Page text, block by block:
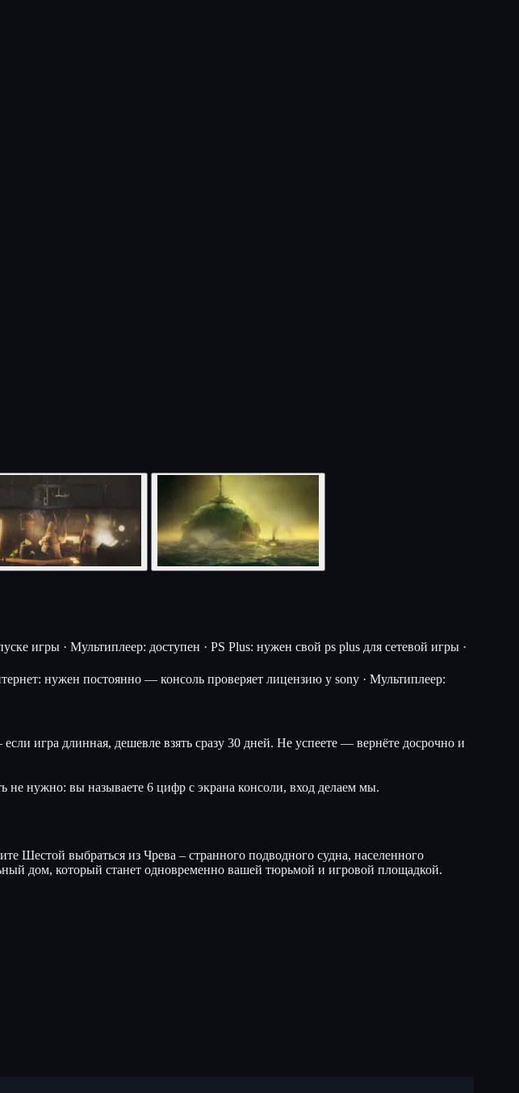
игры · Мультиплеер: доступен · PS Plus: нужен свой ps plus для сетевой игры ·
нужен постоянно — консоль проверяет лицензию у sony · Мультиплеер:
игра длинная, дешевле взять сразу 30 дней. Не успеете — вернёте досрочно и
не нужно: вы называете 6 цифр с экрана консоли, вход делаем мы.
Шестой выбраться из Чрева – странного подводного судна, населенного
дом, который станет одновременно вашей тюрьмой и игровой площадкой.